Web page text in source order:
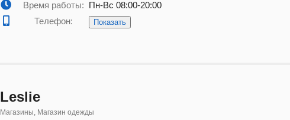
Время работы: Пн-Вс 08:00-20:00
Телефон:
Показать
Leslie
Магазины, Магазин одежды